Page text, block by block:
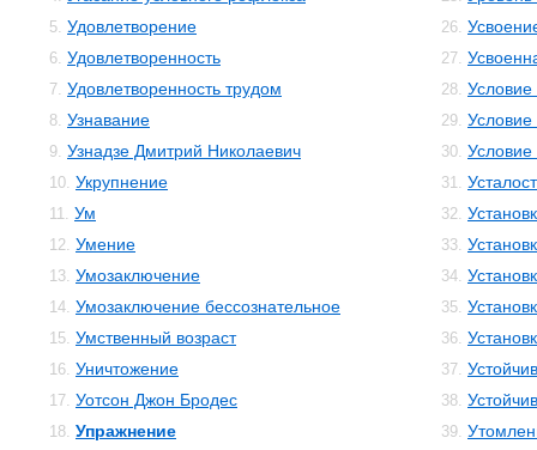
5. Удовлетворение
6. Удовлетворенность
7. Удовлетворенность трудом
8. Узнавание
9. Узнадзе Дмитрий Николаевич
10. Укрупнение
11. Ум
12. Умение
13. Умозаключение
14. Умозаключение бессознательное
15. Умственный возраст
16. Уничтожение
17. Уотсон Джон Бродес
18. Упражнение
26.
27.
28. Условие
29. Условие
30. Условие
31.
32.
33.
34.
35.
36.
37.
38.
39.